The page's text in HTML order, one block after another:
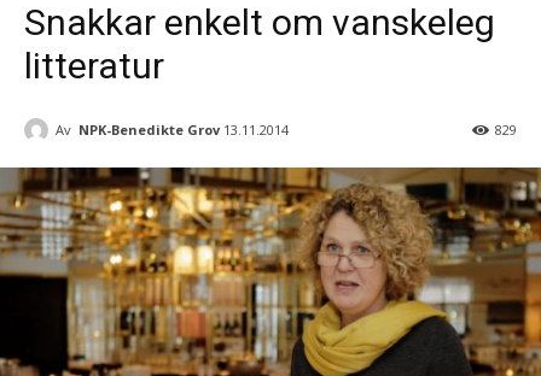
Snakkar enkelt om vanskeleg
litteratur
Av NPK-Benedikte Grov 13.11.2014 829